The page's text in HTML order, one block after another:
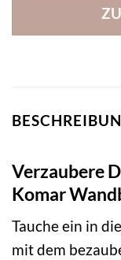
Verzaubere
Komar
Tauche ein in
mit dem